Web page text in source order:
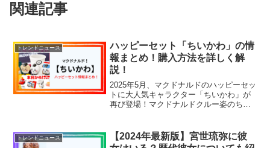
関連記事
トレンドニュース
ハッピーセット「ちいかわ」の情
報まとめ！購入方法を詳しく解
説！
2025年5月、マクドナルドのハッピーセッ
トに大人気キャラクター「ちいかわ」が
再び登場！マクドナルドクルー姿のちい
ョナリーグッズが週替わりで展開され、
ファンならずとも...
トレンドニュース
【2024年最新版】宮世琉弥に彼